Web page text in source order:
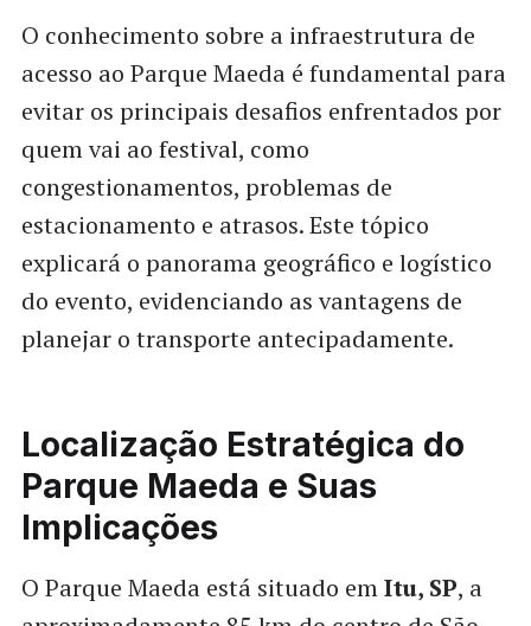
O conhecimento sobre a infraestrutura de
acesso ao Parque Maeda é fundamental para
evitar os principais desafios enfrentados por
quem vai ao festival, como
congestionamentos, problemas de
estacionamento e atrasos. Este tópico
explicará o panorama geográfico e logístico
do evento, evidenciando as vantagens de
planejar o transporte antecipadamente.
Localização Estratégica do
Parque Maeda e Suas
Implicações
O Parque Maeda está situado emItu, SP, a